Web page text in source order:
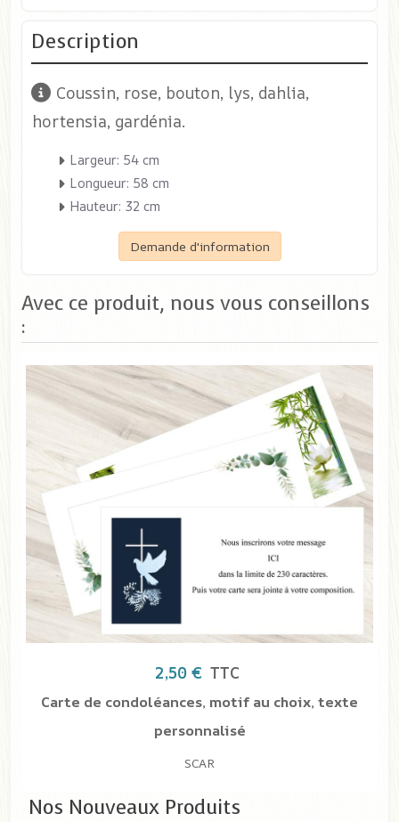
Description
Coussin, rose, bouton, lys, dahlia,
hortensia, gardénia.
Largeur: 54 cm
Longueur: 58 cm
Hauteur: 32 cm
Demande d'information
Avec ce produit, nous vous conseillons
:
motif au choix, texte
Nos Nouveaux Produits